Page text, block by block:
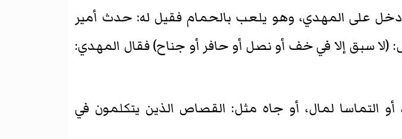
دخل على المهدي، وهو يلعب بالحمام فقيل له: حدث أمير
(لا سبق إلا في خف أو نصل أو حافر أو جناح) فقال المهدي:
أو التماسا لمال، أو جاه مثل: القصاص الذين يتكلمون في